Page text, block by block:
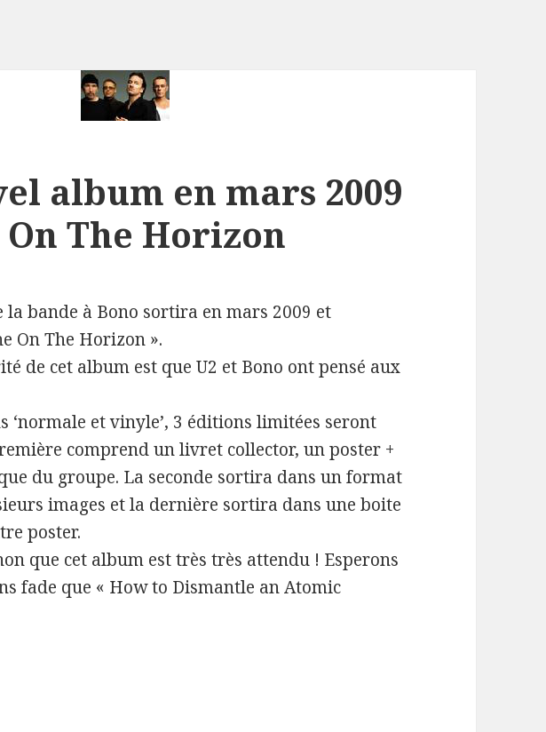
album en mars 2009
The Horizon
la bande à Bono sortira en mars 2009 et
On The Horizon ».
de cet album est que U2 et Bono ont pensé aux
‘normale et vinyle’, 3 éditions limitées seront
comprend un livret collector, un poster +
du groupe. La seconde sortira dans un format
images et la dernière sortira dans une boite
poster.
que cet album est très très attendu ! Esperons
fade que « How to Dismantle an Atomic